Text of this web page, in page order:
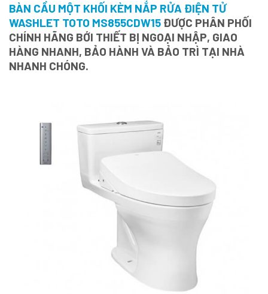
BÀN CẦU MỘT KHỐI KÈM NẮP RỬA ĐIỆN TỬ
WASHLET TOTO MS855CDW15 ĐƯỢC PHÂN PHỐI
CHÍNH HÃNG BỚI THIẾT BỊ NGOẠI NHẬP, GIAO
HÀNG NHANH, BẢO HÀNH VÀ BẢO TRÌ TẠI NHÀ
NHANH CHÓNG.